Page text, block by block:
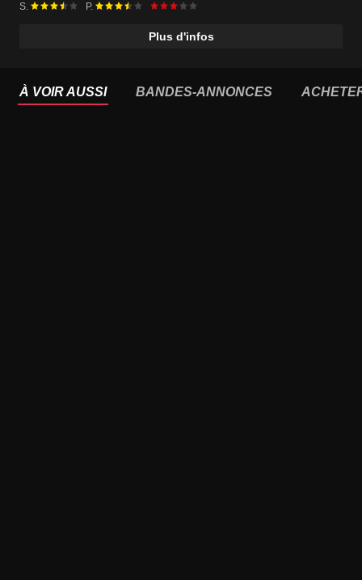
S. P.
Plus d'infos
À VOIR AUSSI BANDES-ANNONCES